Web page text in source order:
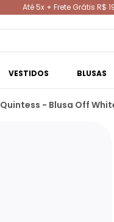
Até 5x + Frete Grátis R$
VESTIDOS BLUSAS
Quintess - Blusa Off